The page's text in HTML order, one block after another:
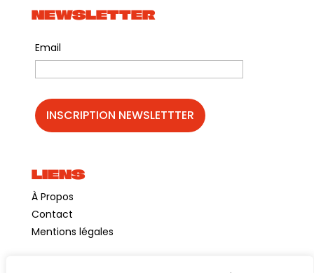
NEWSLETTER
Email
LIENS
À Propos
Contact
Mentions légales